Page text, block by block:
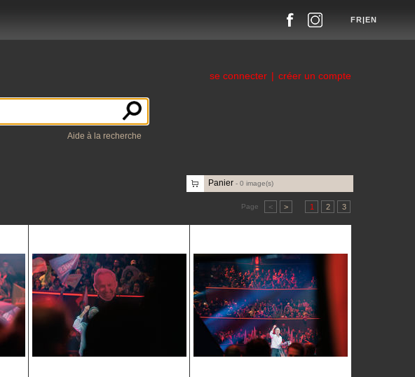
FR|EN
se connecter | créer un compte
Aide à la recherche
Panier - 0 image(s)
Page < > 1 2 3